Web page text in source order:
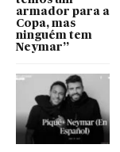
armador para a
Copa, mas
ninguém tem
Neymar”